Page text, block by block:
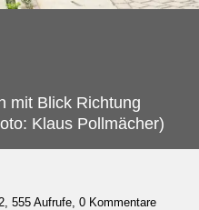
mit Blick Richtung
Klaus Pollmächer)
555 Aufrufe, 0 Kommentare